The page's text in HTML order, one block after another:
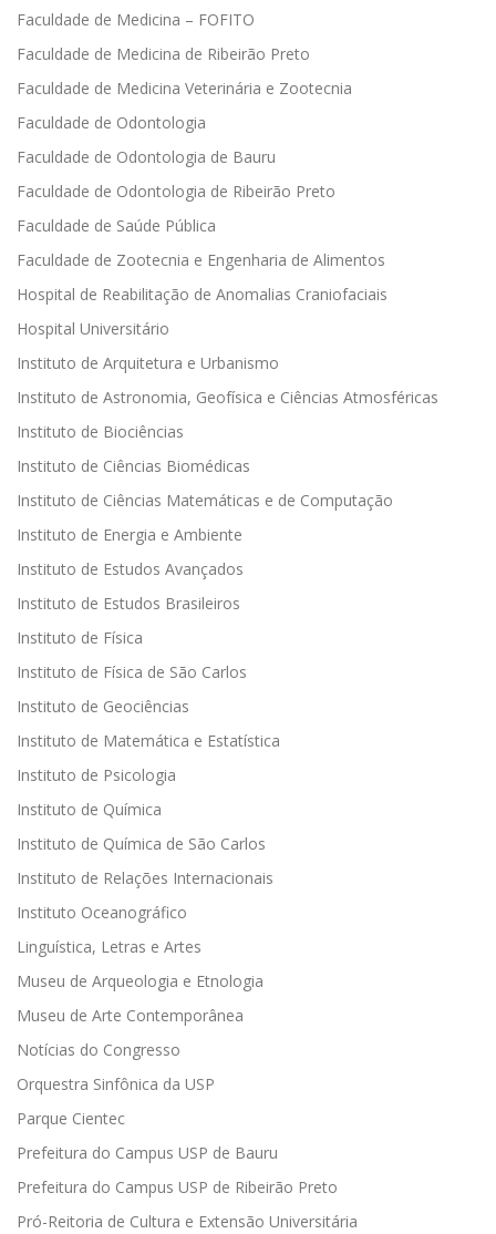
Faculdade de Medicina – FOFITO
Faculdade de Medicina de Ribeirão Preto
Faculdade de Medicina Veterinária e Zootecnia
Faculdade de Odontologia
Faculdade de Odontologia de Bauru
Faculdade de Odontologia de Ribeirão Preto
Faculdade de Saúde Pública
Faculdade de Zootecnia e Engenharia de Alimentos
Hospital de Reabilitação de Anomalias Craniofaciais
Hospital Universitário
Instituto de Arquitetura e Urbanismo
Instituto de Astronomia, Geofísica e Ciências Atmosféricas
Instituto de Biociências
Instituto de Ciências Biomédicas
Instituto de Ciências Matemáticas e de Computação
Instituto de Energia e Ambiente
Instituto de Estudos Avançados
Instituto de Estudos Brasileiros
Instituto de Física
Instituto de Física de São Carlos
Instituto de Geociências
Instituto de Matemática e Estatística
Instituto de Psicologia
Instituto de Química
Instituto de Química de São Carlos
Instituto de Relações Internacionais
Instituto Oceanográfico
Linguística, Letras e Artes
Museu de Arqueologia e Etnologia
Museu de Arte Contemporânea
Notícias do Congresso
Orquestra Sinfônica da USP
Parque Cientec
Prefeitura do Campus USP de Bauru
Prefeitura do Campus USP de Ribeirão Preto
Pró-Reitoria de Cultura e Extensão Universitária